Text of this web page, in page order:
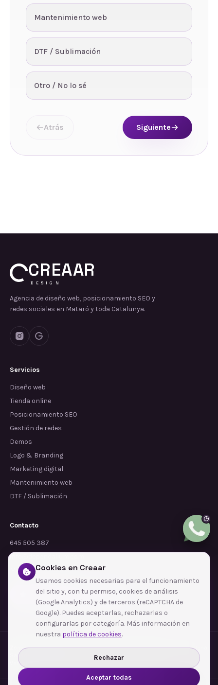
Mantenimiento web
DTF / Sublimación
Otro / No lo sé
Atrás Siguiente
CREAAR
DESIGN
Agencia de diseño web, posicionamiento SEO y
redes sociales en Mataró y toda Catalunya.
Servicios
Diseño web
Tienda online
Posicionamiento SEO
Gestión de redes
Demos
Logo & Branding
Marketing digital
Mantenimiento web
DTF / Sublimación
Contacto
645 505 387
info@dependalium.com
Mataró (Barcelona)
Déjanos tu reseña en Google
Zonas de cobertura·Barcelona·L'Hospitalet de Llobregat·Terrassa·Badalona
Sabadell
Santa Coloma de Gramenet
Ver todas las zonas →
Cookies en Creaar
Usamos cookies necesarias para el funcionamiento
del sitio y, con tu permiso, cookies de análisis
(Google Analytics) y de terceros (reCAPTCHA de
Google). Puedes aceptarlas, rechazarlas o
configurarlas por categoría. Más información en
nuestra política de cookies.
Rechazar
Aceptar todas